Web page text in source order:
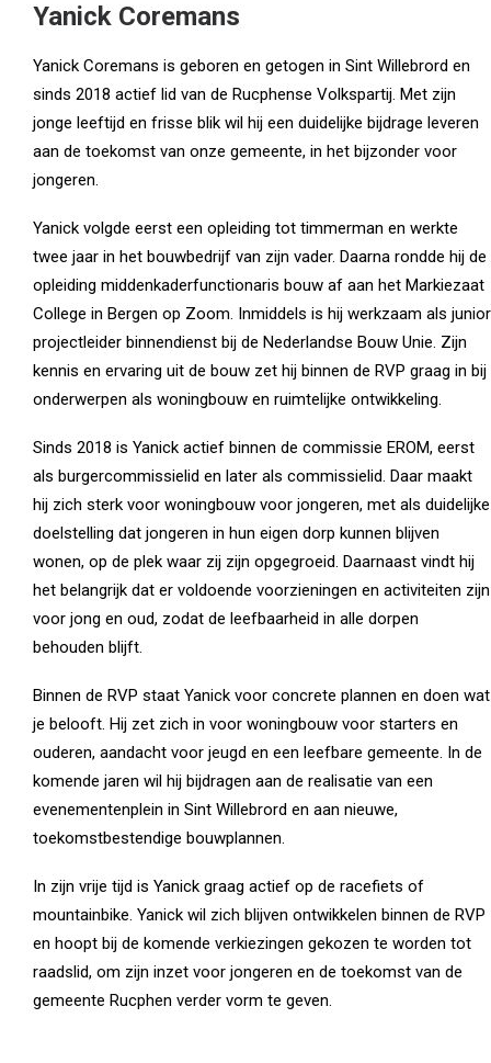
Yanick Coremans
Yanick Coremans is geboren en getogen in Sint Willebrord en
sinds 2018 actief lid van de Rucphense Volkspartij. Met zijn
jonge leeftijd en frisse blik wil hij een duidelijke bijdrage leveren
aan de toekomst van onze gemeente, in het bijzonder voor
jongeren.
Yanick volgde eerst een opleiding tot timmerman en werkte
twee jaar in het bouwbedrijf van zijn vader. Daarna rondde hij de
opleiding middenkaderfunctionaris bouw af aan het Markiezaat
College in Bergen op Zoom. Inmiddels is hij werkzaam als junior
projectleider binnendienst bij de Nederlandse Bouw Unie. Zijn
kennis en ervaring uit de bouw zet hij binnen de RVP graag in bij
onderwerpen als woningbouw en ruimtelijke ontwikkeling.
Sinds 2018 is Yanick actief binnen de commissie EROM, eerst
als burgercommissielid en later als commissielid. Daar maakt
hij zich sterk voor woningbouw voor jongeren, met als duidelijke
doelstelling dat jongeren in hun eigen dorp kunnen blijven
wonen, op de plek waar zij zijn opgegroeid. Daarnaast vindt hij
het belangrijk dat er voldoende voorzieningen en activiteiten zijn
voor jong en oud, zodat de leefbaarheid in alle dorpen
behouden blijft.
Binnen de RVP staat Yanick voor concrete plannen en doen wat
je belooft. Hij zet zich in voor woningbouw voor starters en
ouderen, aandacht voor jeugd en een leefbare gemeente. In de
komende jaren wil hij bijdragen aan de realisatie van een
evenementenplein in Sint Willebrord en aan nieuwe,
toekomstbestendige bouwplannen.
In zijn vrije tijd is Yanick graag actief op de racefiets of
mountainbike. Yanick wil zich blijven ontwikkelen binnen de RVP
en hoopt bij de komende verkiezingen gekozen te worden tot
raadslid, om zijn inzet voor jongeren en de toekomst van de
gemeente Rucphen verder vorm te geven.